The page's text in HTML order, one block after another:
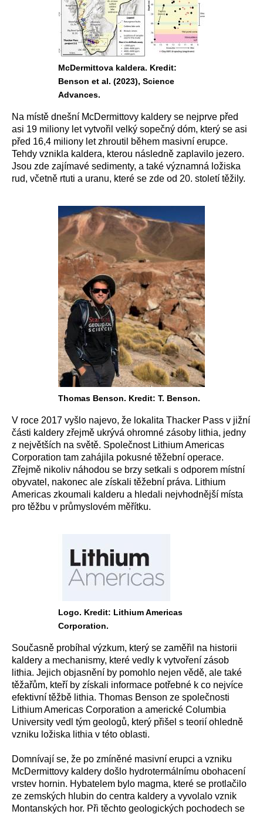
McDermittova kaldera. Kredit:
Benson et al. (2023), Science
Advances.
Na místě dnešní McDermittovy kaldery se nejprve před
asi 19 miliony let vytvořil velký sopečný dóm, který se asi
před 16,4 miliony let zhroutil během masivní erupce.
Tehdy vznikla kaldera, kterou následně zaplavilo jezero.
Jsou zde zajímavé sedimenty, a také významná ložiska
rud, včetně rtuti a uranu, které se zde od 20. století těžily.
Thomas Benson. Kredit: T. Benson.
V roce 2017 vyšlo najevo, že lokalita Thacker Pass v jižní
části kaldery zřejmě ukrývá ohromné zásoby lithia, jedny
z největších na světě. Společnost Lithium Americas
Corporation tam zahájila pokusné těžební operace.
Zřejmě nikoliv náhodou se brzy setkali s odporem místní
obyvatel, nakonec ale získali těžební práva. Lithium
Americas zkoumali kalderu a hledali nejvhodnější místa
pro těžbu v průmyslovém měřítku.
Logo. Kredit: Lithium Americas
Corporation.
Současně probíhal výzkum, který se zaměřil na historii
kaldery a mechanismy, které vedly k vytvoření zásob
lithia. Jejich objasnění by pomohlo nejen vědě, ale také
těžařům, kteří by získali informace potřebné k co nejvíce
efektivní těžbě lithia. Thomas Benson ze společnosti
Lithium Americas Corporation a americké Columbia
University vedl tým geologů, který přišel s teorií ohledně
vzniku ložiska lithia v této oblasti.
Domnívají se, že po zmíněné masivní erupci a vzniku
McDermittovy kaldery došlo hydrotermálnímu obohacení
vrstev hornin. Hybatelem bylo magma, které se protlačilo
ze zemských hlubin do centra kaldery a vyvolalo vznik
Montanských hor. Při těchto geologických pochodech se